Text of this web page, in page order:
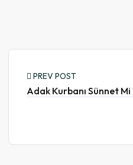
PREV POST
Adak Kurbanı Sünnet Mi